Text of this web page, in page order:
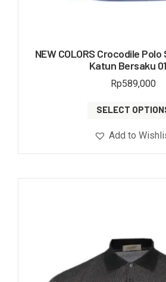
NEW COLORS Crocodile
Katun Bersaku
Rp589,000
SELECT
Add to